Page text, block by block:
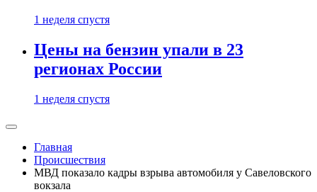
1 неделя спустя
Цены на бензин упали в 23
регионах России
1 неделя спустя
Главная
Происшествия
МВД показало кадры взрыва автомобиля у Савеловского
вокзала